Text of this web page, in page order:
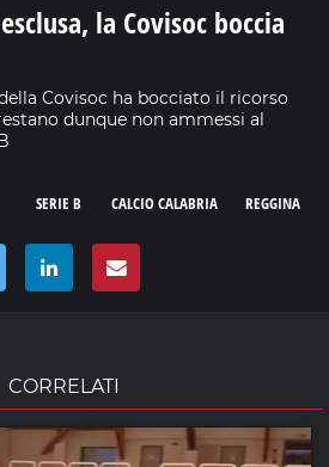
la Covisoc boccia
Covisoc ha bocciato il ricorso
dunque non ammessi al
REGGINA
CALCIO CALABRIA
SERIE B
CORRELATI